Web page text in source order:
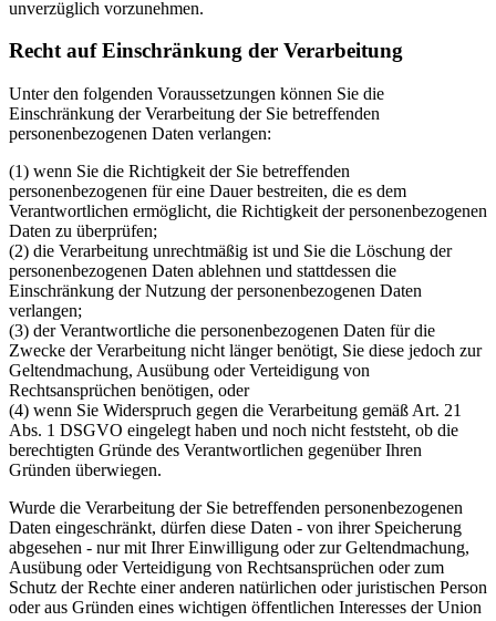
unverzüglich vorzunehmen.
Recht auf Einschränkung der Verarbeitung
Unter den folgenden Voraussetzungen können Sie die
Einschränkung der Verarbeitung der Sie betreffenden
personenbezogenen Daten verlangen:
(1) wenn Sie die Richtigkeit der Sie betreffenden
personenbezogenen für eine Dauer bestreiten, die es dem
Verantwortlichen ermöglicht, die Richtigkeit der personenbezogenen
Daten zu überprüfen;
(2) die Verarbeitung unrechtmäßig ist und Sie die Löschung der
personenbezogenen Daten ablehnen und stattdessen die
Einschränkung der Nutzung der personenbezogenen Daten
verlangen;
(3) der Verantwortliche die personenbezogenen Daten für die
Zwecke der Verarbeitung nicht länger benötigt, Sie diese jedoch zur
Geltendmachung, Ausübung oder Verteidigung von
Rechtsansprüchen benötigen, oder
(4) wenn Sie Widerspruch gegen die Verarbeitung gemäß Art. 21
Abs. 1 DSGVO eingelegt haben und noch nicht feststeht, ob die
berechtigten Gründe des Verantwortlichen gegenüber Ihren
Gründen überwiegen.
Wurde die Verarbeitung der Sie betreffenden personenbezogenen
Daten eingeschränkt, dürfen diese Daten - von ihrer Speicherung
abgesehen - nur mit Ihrer Einwilligung oder zur Geltendmachung,
Ausübung oder Verteidigung von Rechtsansprüchen oder zum
Schutz der Rechte einer anderen natürlichen oder juristischen Person
oder aus Gründen eines wichtigen öffentlichen Interesses der Union